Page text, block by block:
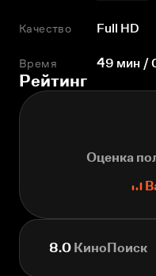
Качество Full HD
Время 49 мин /
Рейтинг
Оценка
8.0 КиноПоиск